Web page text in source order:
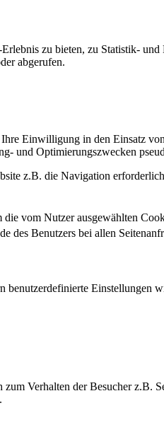
zu bieten, zu Statistik-
abgerufen.
Einwilligung in den Einsatz
und Optimierungszwecken
z.B. die Navigation
vom Nutzer ausgewählten
des Benutzers bei allen
Einstellungen
Verhalten der Besucher z.B.